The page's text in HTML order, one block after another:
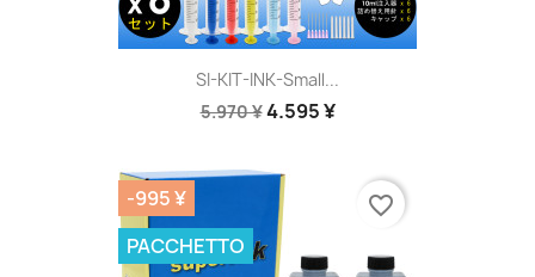
SI-KIT-INK-Small...
5.970 ¥4.595 ¥
-995 ¥
PACCHETTO
favorite_border